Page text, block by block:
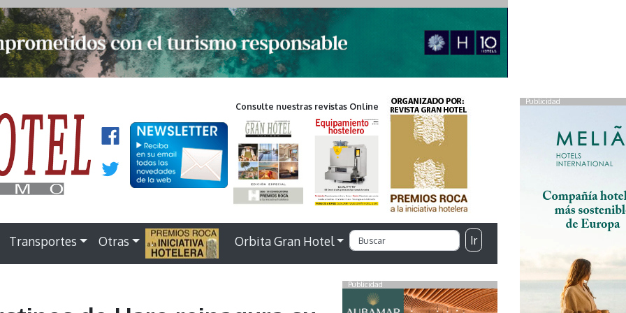
Publicidad
Consulte nuestras revistas Online
Transportes Otras . Orbita Gran Hotel Ir
Publicidad